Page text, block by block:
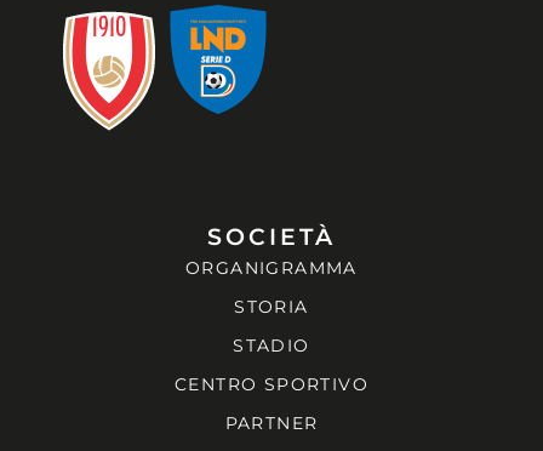
SOCIETÀ
ORGANIGRAMMA
STORIA
STADIO
CENTRO SPORTIVO
PARTNER